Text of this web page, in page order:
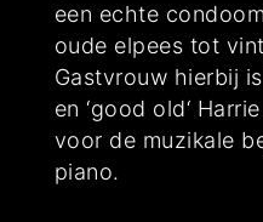
een echte
oude elpees tot
Gastvrouw hierbij
en ‘good old‘
voor de muzikale
piano.